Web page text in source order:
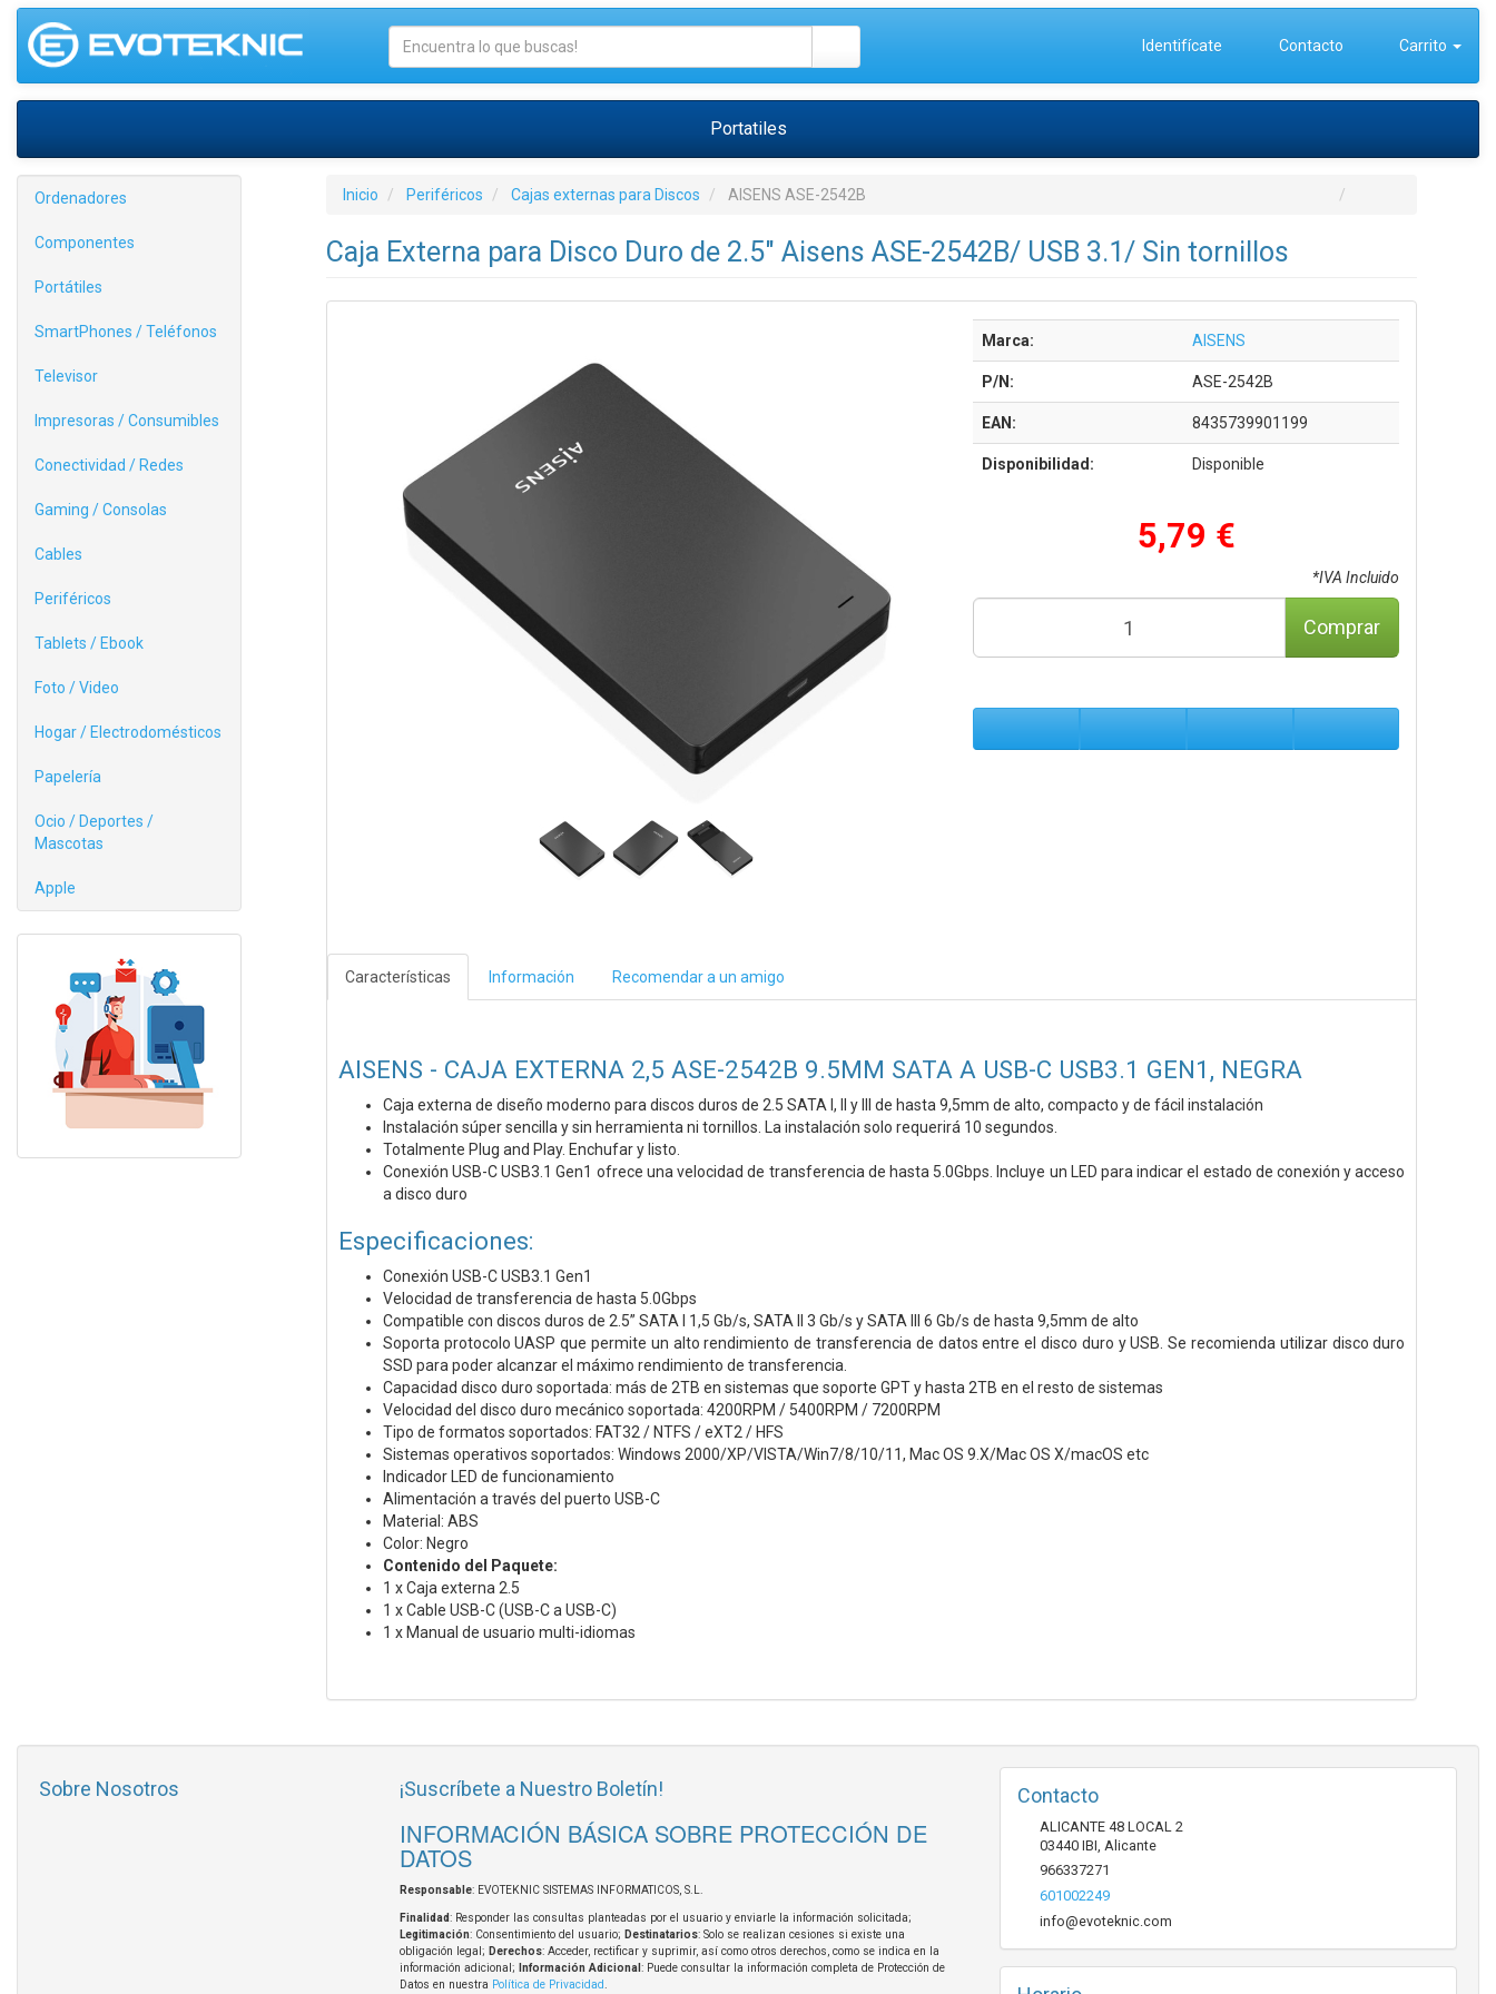
Identifícate Contacto Carrito
Portatiles
Ordenadores
Componentes
Portátiles
SmartPhones / Teléfonos
Televisor
Impresoras / Consumibles
Conectividad / Redes
Gaming / Consolas
Cables
Periféricos
Tablets / Ebook
Foto / Video
Hogar / Electrodomésticos
Papelería
Ocio / Deportes /
Mascotas
Apple
Inicio Periféricos Cajas externas para Discos AISENS ASE-2542B
Caja Externa para Disco Duro de 2.5" Aisens ASE-2542B/ USB 3.1/ Sin tornillos
Marca: AISENS
P/N: ASE-2542B
EAN: 8435739901199
Disponibilidad: Disponible
5,79 €
*IVA Incluido
Comprar
Características Información Recomendar a un amigo
AISENS - CAJA EXTERNA 2,5 ASE-2542B 9.5MM SATA A USB-C USB3.1 GEN1, NEGRA
Caja externa de diseño moderno para discos duros de 2.5 SATA I, II y III de hasta 9,5mm de alto, compacto y de fácil instalación
Instalación súper sencilla y sin herramienta ni tornillos. La instalación solo requerirá 10 segundos.
Totalmente Plug and Play. Enchufar y listo.
Conexión USB-C USB3.1 Gen1 ofrece una velocidad de transferencia de hasta 5.0Gbps. Incluye un LED para indicar el estado de conexión y acceso
a disco duro
Especificaciones:
Conexión USB-C USB3.1 Gen1
Velocidad de transferencia de hasta 5.0Gbps
Compatible con discos duros de 2.5” SATA I 1,5 Gb/s, SATA II 3 Gb/s y SATA III 6 Gb/s de hasta 9,5mm de alto
Soporta protocolo UASP que permite un alto rendimiento de transferencia de datos entre el disco duro y USB. Se recomienda utilizar disco duro
SSD para poder alcanzar el máximo rendimiento de transferencia.
Capacidad disco duro soportada: más de 2TB en sistemas que soporte GPT y hasta 2TB en el resto de sistemas
Velocidad del disco duro mecánico soportada: 4200RPM / 5400RPM / 7200RPM
Tipo de formatos soportados: FAT32 / NTFS / eXT2 / HFS
Sistemas operativos soportados: Windows 2000/XP/VISTA/Win7/8/10/11, Mac OS 9.X/Mac OS X/macOS etc
Indicador LED de funcionamiento
Alimentación a través del puerto USB-C
Material: ABS
Color: Negro
Contenido del Paquete:
1 x Caja externa 2.5
1 x Cable USB-C (USB-C a USB-C)
1 x Manual de usuario multi-idiomas
Sobre Nosotros ¡Suscríbete a Nuestro Boletín!
INFORMACIÓN BÁSICA SOBRE PROTECCIÓN DE
DATOS
Responsable: EVOTEKNIC SISTEMAS INFORMATICOS, S.L.
Finalidad: Responder las consultas planteadas por el usuario y enviarle la información solicitada;
Legitimación: Consentimiento del usuario; Destinatarios: Solo se realizan cesiones si existe una
obligación legal; Derechos: Acceder, rectificar y suprimir, así como otros derechos, como se indica en la
información adicional;
Información Adicional : Puede consultar la información completa de Protección de
Datos en nuestra Política de Privacidad.
Contacto
ALICANTE 48 LOCAL 2
03440 IBI, Alicante
966337271
601002249
info@evoteknic.com